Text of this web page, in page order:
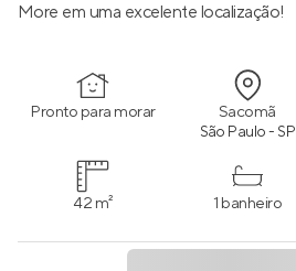
More em uma excelente localização!
Pronto para morar Sacomã
São Paulo - SP
42 m² 1 banheiro